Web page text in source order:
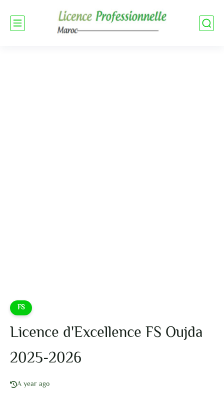
FS
Licence d'Excellence FS Oujda
2025-2026
A year ago